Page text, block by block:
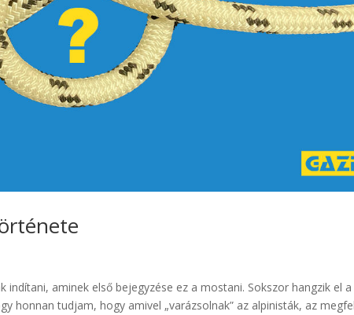
aminek első bejegyzése ez a mostani. Sokszor hangzik el a
honnan tudjam, hogy amivel „varázsolnak” az alpinisták, az